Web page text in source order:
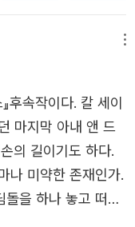
래보다 지능이 높다
간보다 지능이 높
라는 외계 종족에
한 돌고래들은 인간
간들은 언어가 없는
돌고래들은 지구인
떠나기 전에 마지막
두 번 공중제비를
앤 드루얀의 코스
던 수많은 과학 이
밌는 이야기들이 한
이나 가슴이 벅차오
작한다>를 읽었다.
이 책을 읽고 봐서
마지막 아내 앤 드
의 길이기도 하다.
나 미약한 존재인가.
을 하나 놓고 떠나